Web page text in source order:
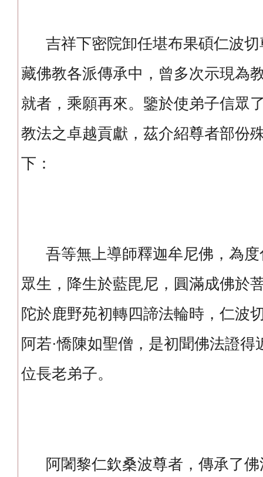
吉祥下密院卸任堪布果碩仁波切
藏佛教各派傳承中，曾多次示現為
就者，乘願再來。鑒於使弟子信眾
教法之卓越貢獻，茲介紹尊者部份
下：
吾等無上導師釋迦牟尼佛，為度
眾生，降生於藍毘尼，圓滿成佛於
陀於鹿野苑初轉四諦法輪時，仁波
阿若·憍陳如聖僧，是初聞佛法證
位長老弟子。
阿闍黎仁欽桑波尊者，傳承了佛